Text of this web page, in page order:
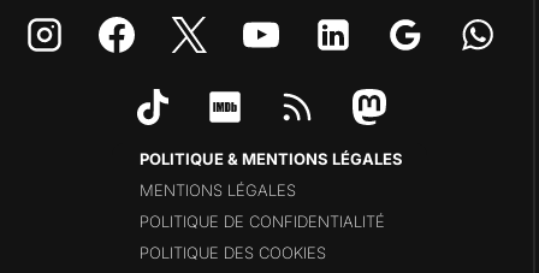
POLITIQUE & MENTIONS LÉGALES
MENTIONS LÉGALES
POLITIQUE DE CONFIDENTIALITÉ
POLITIQUE DES COOKIES